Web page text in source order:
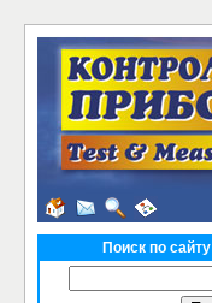
Поиск по сайту